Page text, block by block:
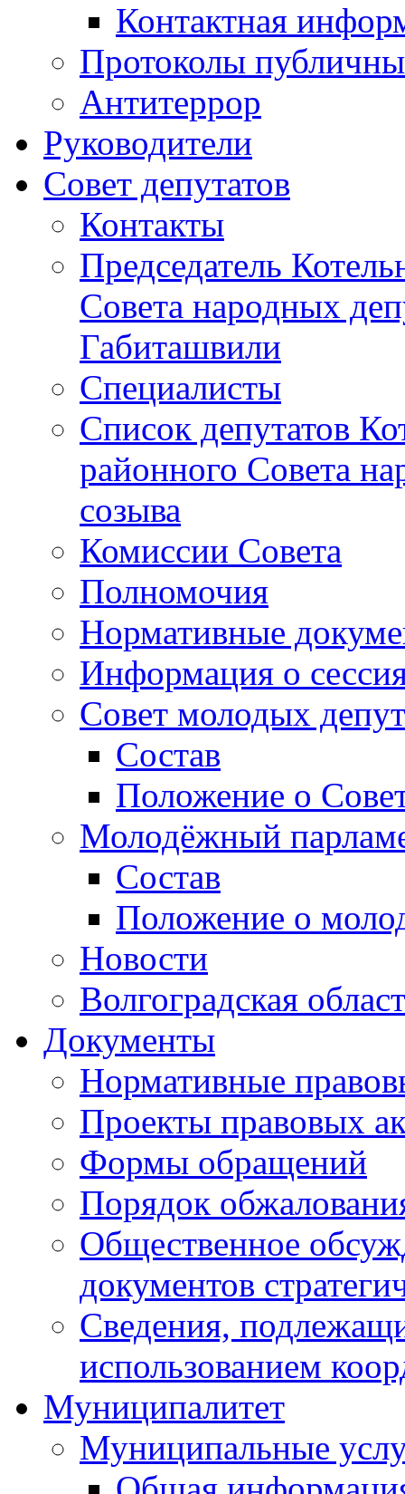
Контактная
Протоколы
Антитеррор
Руководители
Совет депутатов
Контакты
Председатель
Совета народных
Габиташвили
Специалисты
Список депутатов
районного Совета
созыва
Комиссии Совета
Полномочия
Нормативные
Информация о
Совет молодых
Состав
Положение о
Молодёжный
Состав
Положение о
Новости
Волгоградская
Документы
Нормативные
Проекты правовых
Формы обращений
Порядок
Общественное
документов
Сведения,
использованием
Муниципалитет
Муниципальные